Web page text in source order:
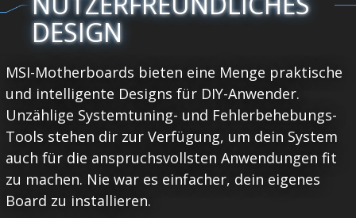
DESIGN
MSI-Motherboards bieten eine Menge praktische
und intelligente Designs für DIY-Anwender.
Unzählige Systemtuning- und Fehlerbehebungs-
Tools stehen dir zur Verfügung, um dein System
auch für die anspruchsvollsten Anwendungen fit
zu machen. Nie war es einfacher, dein eigenes
Board zu installieren.